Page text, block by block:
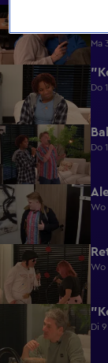
6:32
Ma
0:49
Do
0:39
Do
0:43
Wo
0:36
Wo
Di